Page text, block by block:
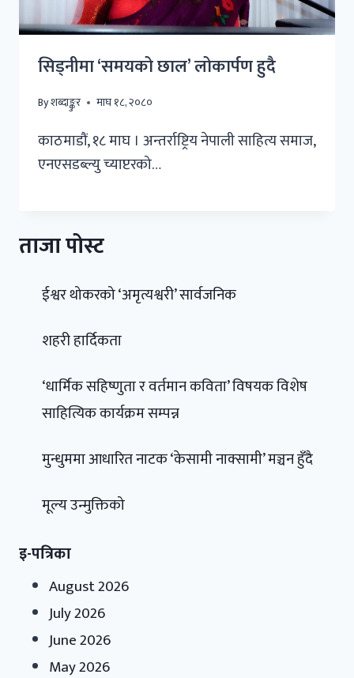
सिड्नीमा ‘समयको छाल’ लोकार्पण हुदै
Byशब्दाङ्कुर माघ १८, २०८०
काठमाडौं, १८ माघ । अन्तर्राष्ट्रिय नेपाली साहित्य समाज,
एनएसडब्ल्यु च्याप्टरको…
ताजा पोस्ट
ईश्वर थोकरको ‘अमृत्यश्वरी’ सार्वजनिक
शहरी हार्दिकता
‘धार्मिक सहिष्णुता र वर्तमान कविता’ विषयक विशेष
साहित्यिक कार्यक्रम सम्पन्न
मुन्धुममा आधारित नाटक ‘केसामी नाक्सामी’ मञ्चन हुँदै
मूल्य उन्मुक्तिको
इ-पत्रिका
August 2026
July 2026
June 2026
May 2026